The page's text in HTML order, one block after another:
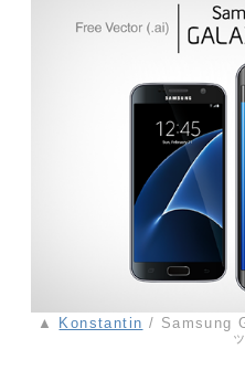
▲ Konstantin / Samsung